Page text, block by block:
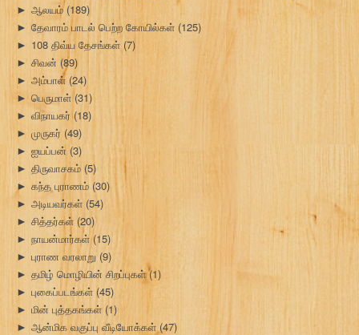
► ஆலயம்(189)
► தேவாரம் பாடல் பெற்ற கோயில்கள் (125)
► 108 திவ்ய தேசங்கள் (7)
► சிவன் (89)
► அம்பாள் (24)
► பெருமாள் (31)
► விநாயகர் (18)
► முருகர் (49)
► ஐயப்பன் (3)
► திருவாசகம் (5)
► கந்த புராணம் (30)
► அடியவர்கள் (54)
► சித்தர்கள் (20)
► நாயன்மார்கள்(15)
► புராண வரலாறு(9)
► தமிழ் மொழியின் சிறப்புகள்(1)
► புகைப்படங்கள் (45)
► மின் புத்தகங்கள் (1)
► ஆன்மிக வகுப்பு வீடியோக்கள் (47)